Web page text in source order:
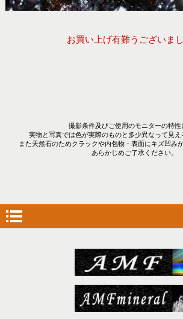
お買い上げ有難うございまし
撮影条件及びご使用のモニターの特性
実物と写真では色が実際のものと多少異なって見え
また天然石のためクラックや内包物・表面にキズ凹み
あらかじめご了承ください。